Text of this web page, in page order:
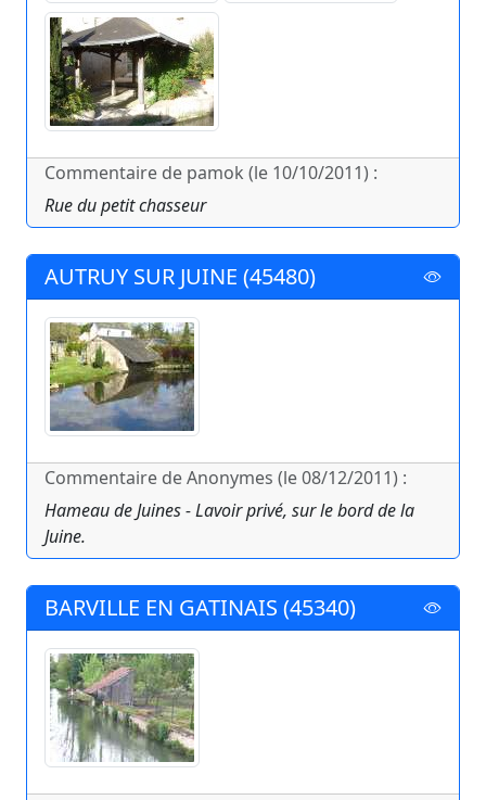
Commentaire de pamok (le 10/10/2011) :
Rue du petit chasseur
AUTRUY SUR JUINE (45480)
Commentaire de Anonymes (le 08/12/2011) :
Hameau de Juines - Lavoir privé, sur le bord de la
Juine.
BARVILLE EN GATINAIS (45340)